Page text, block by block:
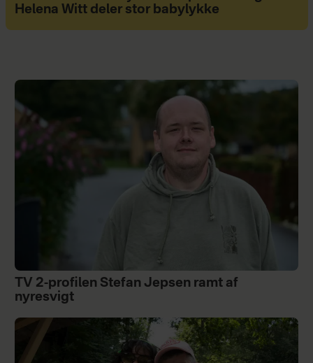
Helena Witt deler stor babylykke
TV 2-profilen Stefan Jepsen ramt af
nyresvigt